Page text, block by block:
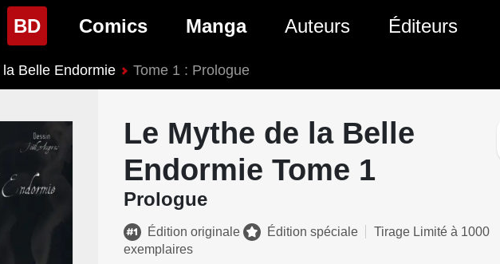
BD(page courante)
Nouveautés BD
Genres BD
Comics
Nouveautés Comics
Genres Comics
Manga
Nouveautés Manga
Genres Manga
Auteurs Éditeurs
Belle Endormie Tome 1 : Prologue
Le Mythe de la Belle
Endormie Tome 1
Prologue
Édition originale Édition spéciale
Tirage Limité à 1000
exemplaires